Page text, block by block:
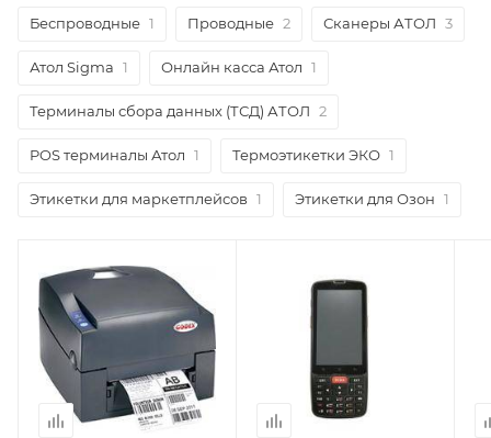
Беспроводные 1 Проводные 2 Сканеры АТОЛ 3
Атол Sigma 1 Онлайн касса Атол 1
Терминалы сбора данных (ТСД) АТОЛ 2
POS терминалы Атол 1 Термоэтикетки ЭКО 1
Этикетки для маркетплейсов 1 Этикетки для Озон 1